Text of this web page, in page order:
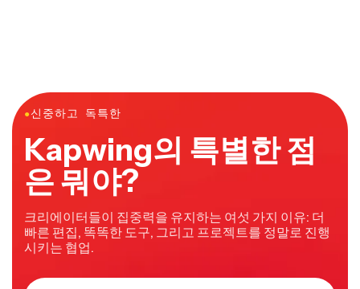
●신중하고 독특한
Kapwing의 특별한 점
은 뭐야?
크리에이터들이 집중력을 유지하는 여섯 가지 이유: 더
빠른 편집, 똑똑한 도구, 그리고 프로젝트를 정말로 진행
시키는 협업.